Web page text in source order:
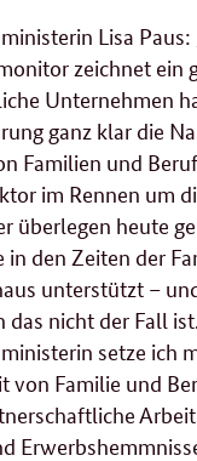
Lisa Paus:
zeichnet ein
Unternehmen
ganz klar die
Familien und
im Rennen um
überlegen heute
in den Zeiten der
unterstützt –
das nicht der Fall
setze ich
von Familie und